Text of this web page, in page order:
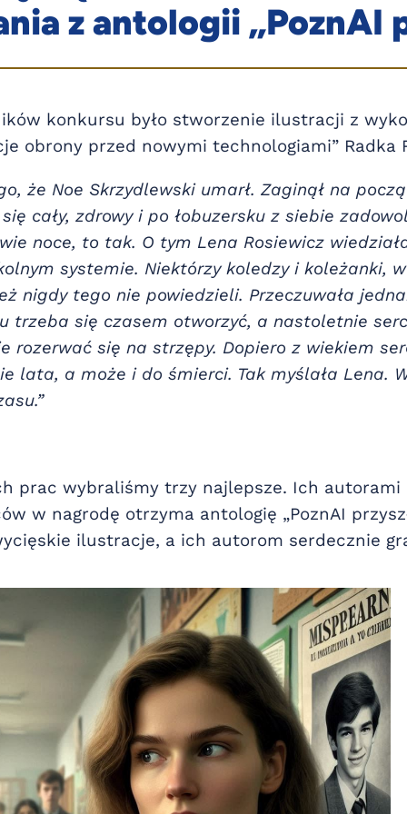
z antologii „PoznAI
konkursu było stworzenie ilustracji z
obrony przed nowymi technologiami” Radka
że Noe Skrzydlewski umarł. Zaginął na
cały, zdrowy i po łobuzersku z siebie
noce, to tak. O tym Lena Rosiewicz
systemie. Niektórzy koledzy i koleżanki,
nigdy tego nie powiedzieli. Przeczuwała
trzeba się czasem otworzyć, a nastoletnie
rozerwać się na strzępy. Dopiero z wiekiem
lata, a może i do śmierci. Tak myślała Lena.
prac wybraliśmy trzy najlepsze. Ich autorami
w nagrodę otrzyma antologię „PoznAI
ilustracje, a ich autorom serdecznie